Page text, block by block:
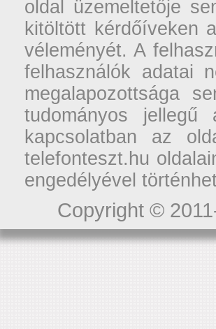
oldal üzemeltetője
kitöltött kérdőíveken
véleményét. A
felhasználók adatai
megalapozottsága
tudományos jellegű
kapcsolatban az
telefonteszt.hu
engedélyével
Copyright ©